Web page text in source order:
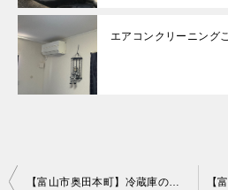
エアコンクリーニン
投
【富山市奥田本町】冷蔵庫の回収・処分ご依頼 お客様の声